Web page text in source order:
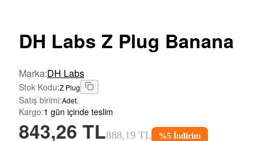
DH Labs Z Plug Banana
Marka:DH Labs
Stok Kodu:Z Plug
Satış birimi:Adet.
Kargo:1 gün içinde teslim
843,26 TL888,19 TL %5 İndirim